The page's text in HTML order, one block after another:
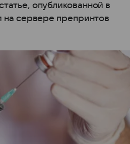
опубликованной в
на сервере препринтов